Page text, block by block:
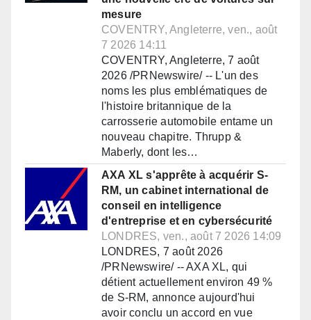
mesure
COVENTRY, Angleterre, ven., août
7 2026 14:11
COVENTRY, Angleterre, 7 août
2026 /PRNewswire/ -- L'un des
noms les plus emblématiques de
l'histoire britannique de la
carrosserie automobile entame un
nouveau chapitre. Thrupp &
Maberly, dont les…
AXA XL s'apprête à acquérir S-
RM, un cabinet international de
conseil en intelligence
d'entreprise et en cybersécurité
LONDRES, ven., août 7 2026 14:09
LONDRES, 7 août 2026
/PRNewswire/ -- AXA XL, qui
détient actuellement environ 49 %
de S-RM, annonce aujourd'hui
avoir conclu un accord en vue